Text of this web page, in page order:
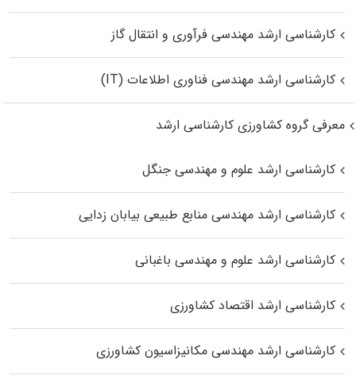
کارشناسی ارشد مهندسی فرآوری و انتقال گاز
کارشناسی ارشد مهندسی فناوری اطلاعات (IT)
معرفی گروه کشاورزی کارشناسی ارشد
کارشناسی ارشد علوم و مهندسی جنگل
کارشناسی ارشد مهندسی منابع طبیعی بیابان زدایی
کارشناسی ارشد علوم و مهندسی باغبانی
کارشناسی ارشد اقتصاد کشاورزی
کارشناسی ارشد مهندسی مکانیزاسیون کشاورزی